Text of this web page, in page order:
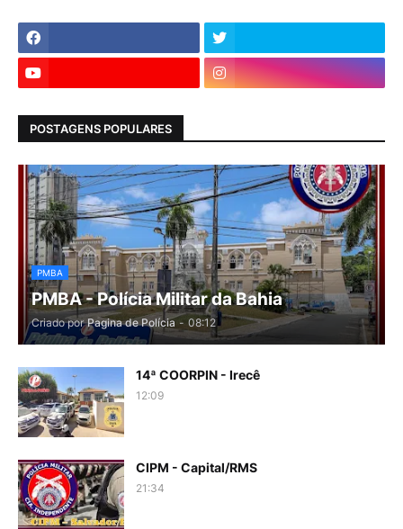
POSTAGENS POPULARES
PMBA
PMBA - Polícia Militar da Bahia
Criado por Pagina de Polícia - 08:12
14ª COORPIN - Irecê
12:09
CIPM - Capital/RMS
21:34